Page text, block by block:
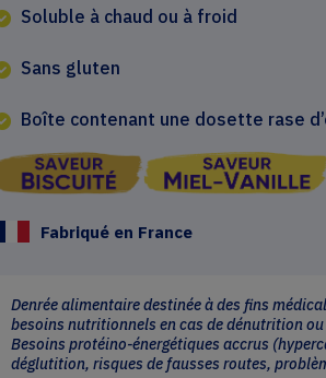
Soluble à chaud ou à froid
Sans gluten
Boîte contenant une dosette rase
Fabriqué en France
Denrée alimentaire destinée à des fins
besoins nutritionnels en cas de dénutrition
Besoins protéino-énergétiques accrus
déglutition, risques de fausses routes,